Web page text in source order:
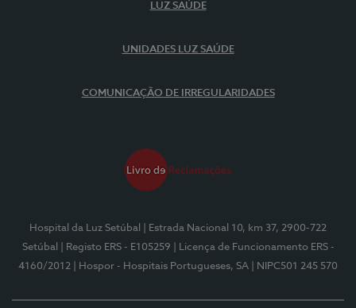
LUZ SAÚDE
UNIDADES LUZ SAÚDE
COMUNICAÇÃO DE IRREGULARIDADES
Hospital da Luz Setúbal
| Estrada Nacional 10, km 37, 2900-722
Setúbal
| Registo ERS - E105259
| Licença de Funcionamento ERS -
4160/2012
| Hospor - Hospitais Portugueses, SA | NIPC501 245 570